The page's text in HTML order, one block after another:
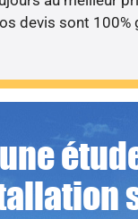
devis sont 100%